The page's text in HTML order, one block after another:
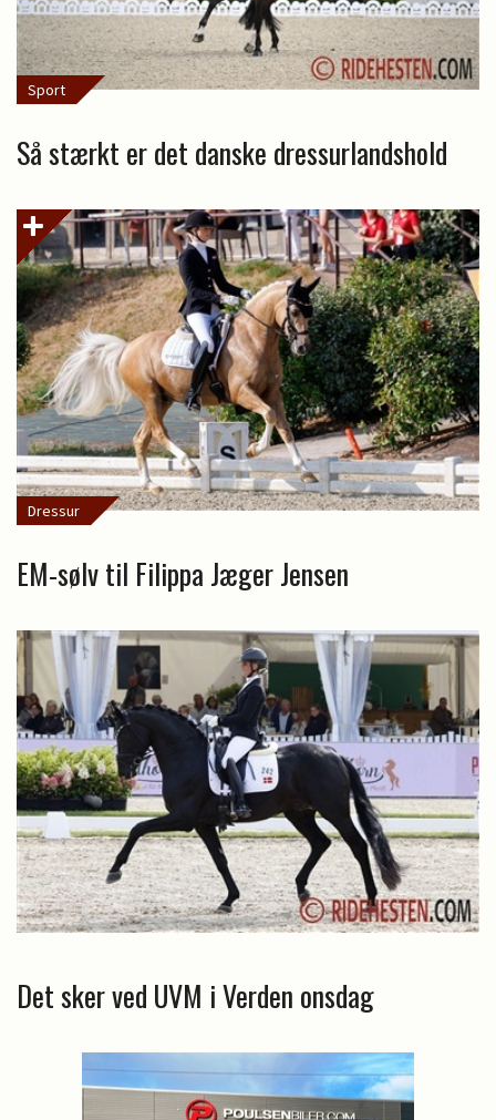
Sport
Så stærkt er det danske dressurlandshold
Dressur
EM-sølv til Filippa Jæger Jensen
Det sker ved UVM i Verden onsdag